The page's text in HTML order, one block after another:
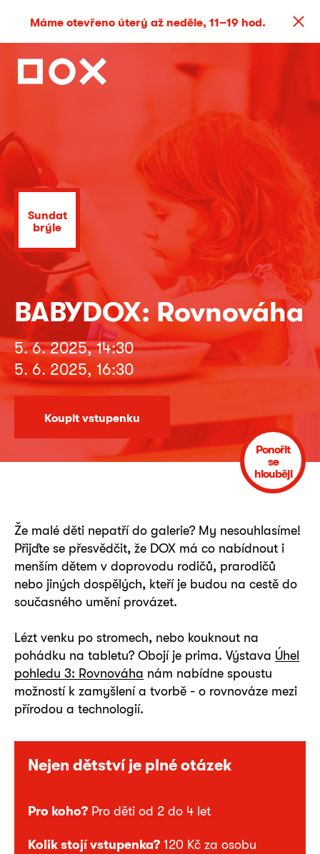
Máme otevřeno úterý až neděle, 11–19 hod.
Sundat
brýle
BABYDOX: Rovnováha
5. 6. 2025, 14:30
5. 6. 2025, 16:30
Koupit vstupenku
Ponořit
se
hlouběji
Nejen dětství je plné otázek
Pro koho? Pro děti od 2 do 4 let
Kolik stojí vstupenka? 120 Kč za osobu
Že malé děti nepatří do galerie? My nesouhlasíme!
Přijďte se přesvědčit, že DOX má co nabídnout i
menším dětem v doprovodu rodičů, prarodičů
nebo jiných dospělých, kteří je budou na cestě do
současného umění provázet.
Lézt venku po stromech, nebo kouknout na
pohádku na tabletu? Obojí je prima. Výstava Úhel
pohledu 3: Rovnováha nám nabídne spoustu
možností k zamyšlení a tvorbě - o rovnováze mezi
přírodou a technologií.